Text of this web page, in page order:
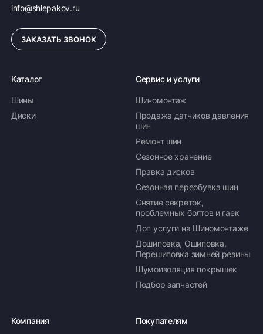
info@shlepakov.ru
ЗАКАЗАТЬ ЗВОНОК
Каталог
Шины
Диски
Сервис и услуги
Шиномонтаж
Продажа датчиков давления
шин
Ремонт шин
Сезонное хранение
Правка дисков
Сезонная переобувка шин
Снятие секреток,
проблемных болтов и гаек
Доп услуги на Шиномонтаже
Дошиповка, Ошиповка,
Перешиповка зимней резины
Шумоизоляция покрышек
Подбор запчастей
Компания Покупателям